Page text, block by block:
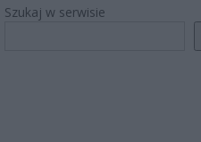
Szukaj w serwisie